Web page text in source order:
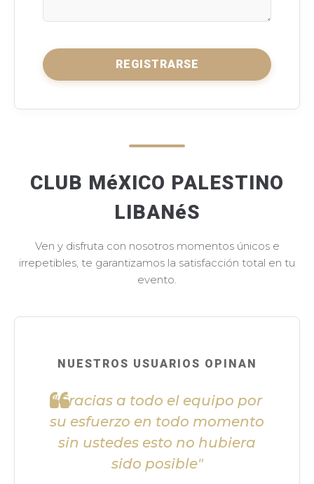
REGISTRARSE
CLUB MéXICO PALESTINO
LIBANéS
Ven y disfruta con nosotros momentos únicos e
irrepetibles, te garantizamos la satisfacción total en tu
evento.
NUESTROS USUARIOS OPINAN
"Gracias a todo el equipo por
su esfuerzo en todo momento
sin ustedes esto no hubiera
sido posible"